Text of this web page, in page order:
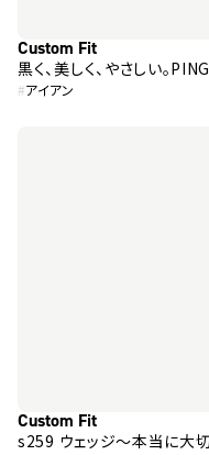
Custom Fit
黒く、美しく、やさしい。
#アイアン
Custom Fit
s259 ウェッジ～本当に大